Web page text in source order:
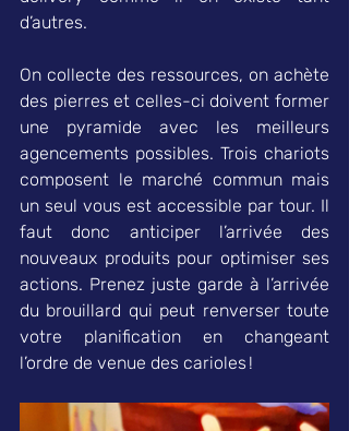
d’autres.
On collecte des ressources, on achète
des pierres et celles-ci doivent former
une pyramide avec les meilleurs
agencements possibles. Trois chariots
composent le marché commun mais
un seul vous est accessible par tour. Il
faut donc anticiper l’arrivée des
nouveaux produits pour optimiser ses
actions. Prenez juste garde à l’arrivée
du brouillard qui peut renverser toute
votre planification en changeant
l’ordre de venue des carioles !